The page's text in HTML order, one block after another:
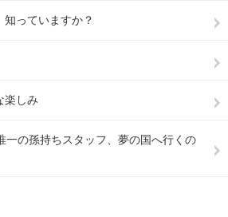
知っていますか？
楽しみ
一の孫持ちスタッフ、夢の国へ行くの